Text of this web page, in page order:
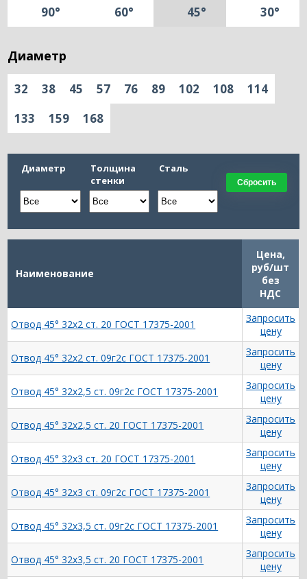
90° 60° 45° 30°
Диаметр
32 38 45 57 76 89 102 108
114
133
159 168
Диаметр
Толщина
стенки
Сталь
Сбросить
Наименование
Цена,
руб/шт
без
НДС
Отвод 45° 32х2 ст. 20 ГОСТ 17375-2001
Запросить
цену
Отвод 45° 32х2 ст. 09г2с ГОСТ 17375-2001
Запросить
цену
Отвод 45° 32х2,5 ст. 09г2с ГОСТ 17375-2001
Запросить
цену
Отвод 45° 32х2,5 ст. 20 ГОСТ 17375-2001
Запросить
цену
Отвод 45° 32х3 ст. 20 ГОСТ 17375-2001
Запросить
цену
Отвод 45° 32х3 ст. 09г2с ГОСТ 17375-2001
Запросить
цену
Отвод 45° 32х3,5 ст. 09г2с ГОСТ 17375-2001
Запросить
цену
Отвод 45° 32х3,5 ст. 20 ГОСТ 17375-2001
Запросить
цену